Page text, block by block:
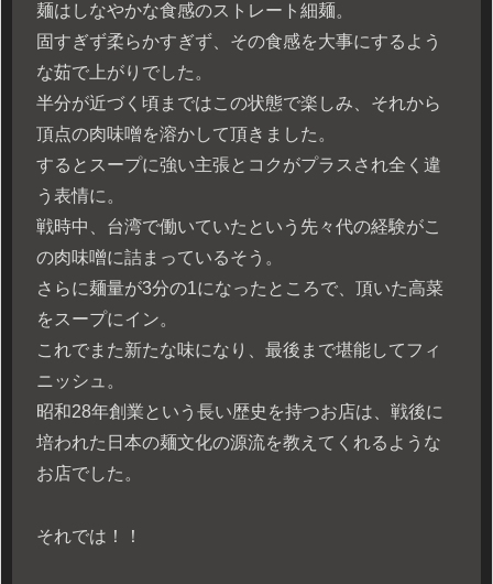
麺はしなやかな食感のストレート細麺。
固すぎず柔らかすぎず、その食感を大事にするよう
な茹で上がりでした。
半分が近づく頃まではこの状態で楽しみ、それから
頂点の肉味噌を溶かして頂きました。
するとスープに強い主張とコクがプラスされ全く違
う表情に。
戦時中、台湾で働いていたという先々代の経験がこ
の肉味噌に詰まっているそう。
さらに麺量が3分の1になったところで、頂いた高菜
をスープにイン。
これでまた新たな味になり、最後まで堪能してフィ
ニッシュ。
昭和28年創業という長い歴史を持つお店は、戦後に
培われた日本の麺文化の源流を教えてくれるような
お店でした。
それでは！！